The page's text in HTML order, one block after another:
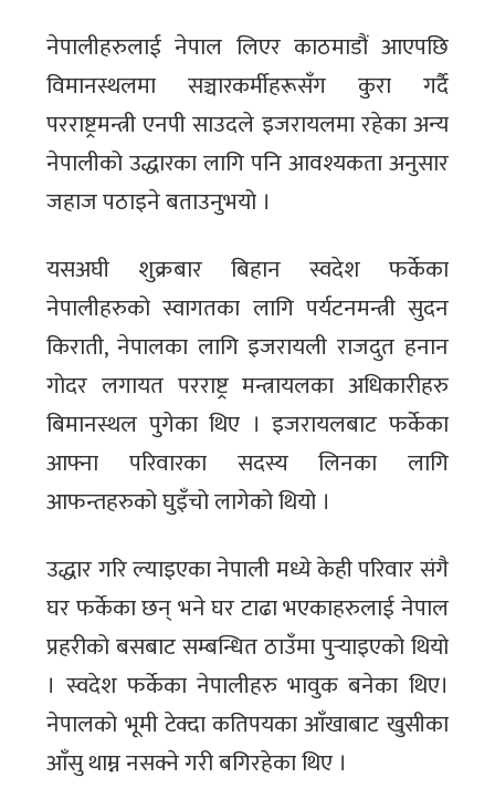
नेपालीहरुलाई नेपाल लिएर काठमाडौं आएपछि
विमानस्थलमा सञ्चारकर्मीहरूसँग कुरा गर्दै
परराष्ट्रमन्त्री एनपी साउदले इजरायलमा रहेका अन्य
नेपालीको उद्धारका लागि पनि आवश्यकता अनुसार
जहाज पठाइने बताउनुभयो ।
यसअघी शुक्रबार बिहान स्वदेश फर्केका
नेपालीहरुको स्वागतका लागि पर्यटनमन्त्री सुदन
किराती, नेपालका लागि इजरायली राजदुत हनान
गोदर लगायत परराष्ट्र मन्त्रायलका अधिकारीहरु
बिमानस्थल पुगेका थिए । इजरायलबाट फर्केका
आफ्ना परिवारका सदस्य लिनका लागि
आफन्तहरुको घुइँचो लागेको थियो ।
उद्धार गरि ल्याइएका नेपाली मध्ये केही परिवार संगै
घर फर्केका छन् भने घर टाढा भएकाहरुलाई नेपाल
प्रहरीको बसबाट सम्बन्धित ठाउँमा पुर्‍याइएको थियो
। स्वदेश फर्केका नेपालीहरु भावुक बनेका थिए।
नेपालको भूमी टेक्दा कतिपयका आँखाबाट खुसीका
आँसु थाम्न नसक्ने गरी बगिरहेका थिए ।